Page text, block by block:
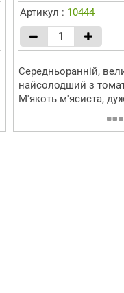
Артикул : 10444
Середньоранній,
найсолодший з
М'якоть м'ясиста,